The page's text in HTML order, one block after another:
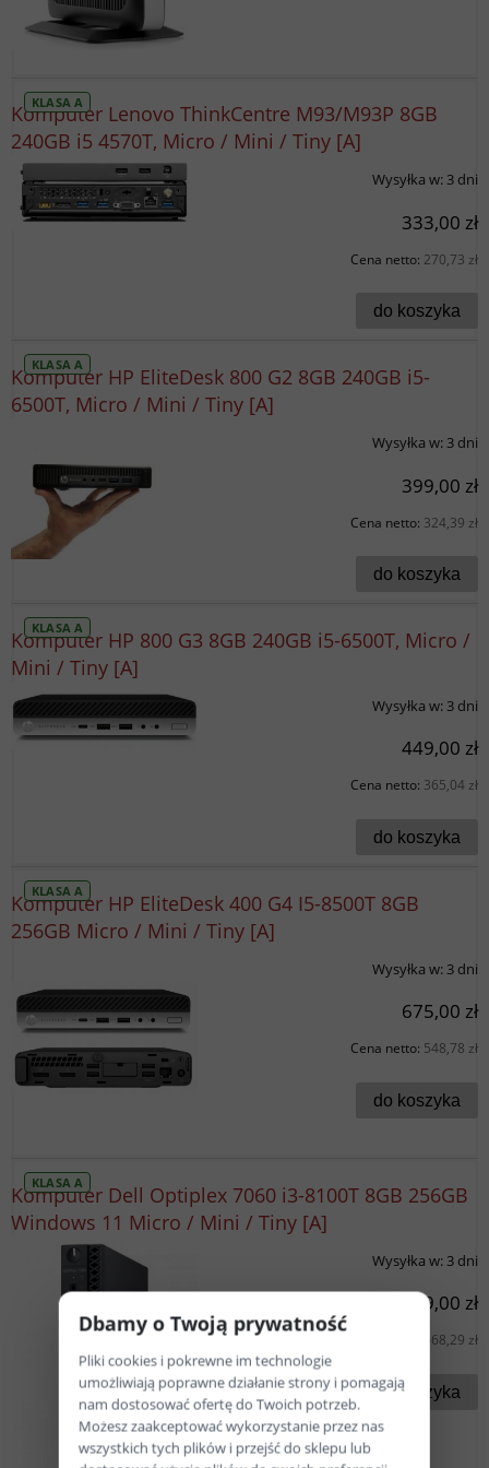
Komputer Lenovo ThinkCentre M93/M93P 8GB
240GB i5 4570T, Micro / Mini / Tiny [A]
KLASA A
Wysyłka w: 3 dni
333,00 zł
Cena netto: 270,73 zł
do koszyka
Komputer HP EliteDesk 800 G2 8GB 240GB i5-
6500T, Micro / Mini / Tiny [A]
KLASA A
Wysyłka w: 3 dni
399,00 zł
Cena netto: 324,39 zł
do koszyka
Komputer HP 800 G3 8GB 240GB i5-6500T, Micro /
Mini / Tiny [A]
KLASA A
Wysyłka w: 3 dni
449,00 zł
Cena netto: 365,04 zł
do koszyka
Komputer HP EliteDesk 400 G4 I5-8500T 8GB
256GB Micro / Mini / Tiny [A]
KLASA A
Wysyłka w: 3 dni
675,00 zł
Cena netto: 548,78 zł
do koszyka
Komputer Dell Optiplex 7060 i3-8100T 8GB 256GB
Windows 11 Micro / Mini / Tiny [A]
KLASA A
Wysyłka w: 3 dni
699,00 zł
568,29 zł
do koszyka
Dbamy o Twoją prywatność
Pliki cookies i pokrewne im technologie
umożliwiają poprawne działanie strony i pomagają
nam dostosować ofertę do Twoich potrzeb.
Możesz zaakceptować wykorzystanie przez nas
wszystkich tych plików i przejść do sklepu lub